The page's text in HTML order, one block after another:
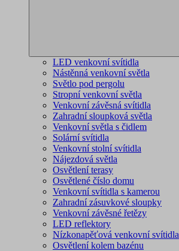
LED venkovní svítidla
Nástěnná venkovní světla
Světlo pod pergolu
Stropní venkovní světla
Venkovní závěsná svítidla
Zahradní sloupková světla
Venkovní světla s čidlem
Solární svítidla
Venkovní stolní svítidla
Nájezdová světla
Osvětlení terasy
Osvětlené číslo domu
Venkovní svítidla s kamerou
Zahradní zásuvkové sloupky
Venkovní závěsné řetězy
LED reflektory
Nízkonapěťová venkovní svítidla
Osvětlení kolem bazénu